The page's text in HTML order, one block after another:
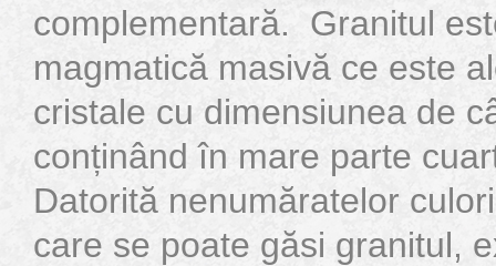
complementară. Granitul
magmatică masivă ce este
cristale cu dimensiunea de
conținând în mare parte
Datorită nenumăratelor
care se poate găsi granitul,